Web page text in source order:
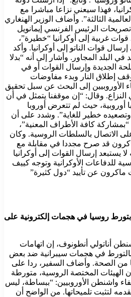
فهذا سيعني نزاعا مباشرا مع
الثالثة”. وأضاف الوزير الهنغاري
تصريحات الرئيس الفرنسي إيمانويل
غربية إلى أوكرانيا “خطيرة”،
قوات الناتو إلى أوكرانيا. وأكد
في البلد المجاور. وأشار إلى أنه “بدلا
الجديدة وإرسال القوات أو في
إطلاق النار وبدء مفاوضات
الأوروبيين إلى البحث عن سبل تحقيق
النزاع. وقال: “إن موقفنا يتمثل في أن
حيث لم تتعرض أوروبا
وتصعيده خطير للغاية”. وشدد على أن
كافة الأطراف المعنية”،
الاتصال بالسلطات الروسية. وكان
قد صرح مجددا في مقابلة مع
يستبعد إرسال القوات إلى أوكرانيا
للدفاعات الأوكرانية وتوجه كييف
عن تأييد “دول كثيرة”
روسيا في هجمات إلكترونية على
أناتولي أنطونوف، إن اتهامات
بالتورط في هجمات سيبرانية ضد بعض
من الصحة. وأضاف السفير، ردا على
الهيئات المختصة الروسية، متورطة
واشنطن الأوروبيين: “ببساطة، ليس
لتثبت تلميحاتها. من الواضح أن